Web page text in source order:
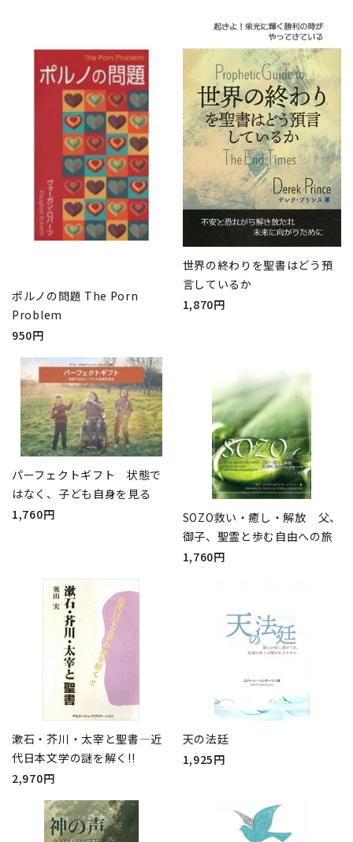
ポルノの問題 The Porn
Problem
950円
世界の終わりを聖書はどう預
言しているか
1,870円
パーフェクトギフト 状態で
はなく、子ども自身を見る
1,760円
SOZO救い・癒し・解放 父、
御子、聖霊と歩む自由への旅
1,760円
漱石・芥川・太宰と聖書―近
代日本文学の謎を解く!!
2,970円
天の法廷
1,925円